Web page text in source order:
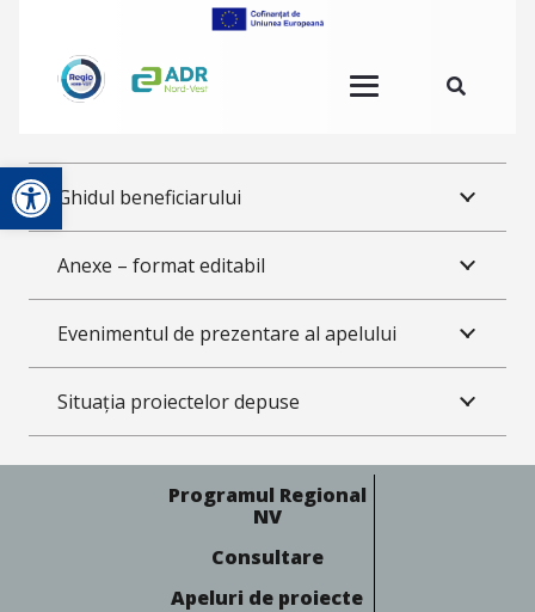
Deschide bara de unelte
Ghidul beneficiarului
Anexe – format editabil
Evenimentul de prezentare al apelului
Situația proiectelor depuse
Programul Regional
NV
Consultare
Apeluri de proiecte